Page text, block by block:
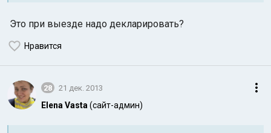
Это при выезде надо декларировать?
Нравится
28 21 дек. 2013
Elena Vasta (сайт-админ)